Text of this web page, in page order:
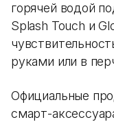
горячей водой
Splash Touch и
руками или в
Официальные
смарт-